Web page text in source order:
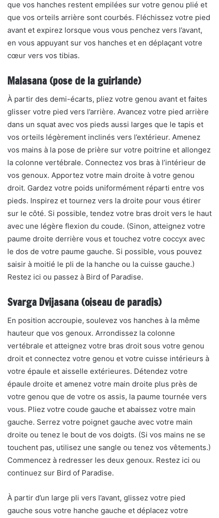
que vos hanches restent empilées sur votre genou plié et
que vos orteils arrière sont courbés. Fléchissez votre pied
avant et expirez lorsque vous vous penchez vers l’avant,
en vous appuyant sur vos hanches et en déplaçant votre
cœur vers vos tibias.
Malasana (pose de la guirlande)
À partir des demi-écarts, pliez votre genou avant et faites
glisser votre pied vers l’arrière. Avancez votre pied arrière
dans un squat avec vos pieds aussi larges que le tapis et
vos orteils légèrement inclinés vers l’extérieur. Amenez
vos mains à la pose de prière sur votre poitrine et allongez
la colonne vertébrale. Connectez vos bras à l’intérieur de
vos genoux. Apportez votre main droite à votre genou
droit. Gardez votre poids uniformément réparti entre vos
pieds. Inspirez et tournez vers la droite pour vous étirer
sur le côté. Si possible, tendez votre bras droit vers le haut
avec une légère flexion du coude. (Sinon, atteignez votre
paume droite derrière vous et touchez votre coccyx avec
le dos de votre paume gauche. Si possible, vous pouvez
saisir à moitié le pli de la hanche ou la cuisse gauche.)
Restez ici ou passez à Bird of Paradise.
Svarga Dvijasana (oiseau de paradis)
En position accroupie, soulevez vos hanches à la même
hauteur que vos genoux. Arrondissez la colonne
vertébrale et atteignez votre bras droit sous votre genou
droit et connectez votre genou et votre cuisse intérieurs à
votre épaule et aisselle extérieures. Détendez votre
épaule droite et amenez votre main droite plus près de
votre genou que de votre os assis, la paume tournée vers
vous. Pliez votre coude gauche et abaissez votre main
gauche. Serrez votre poignet gauche avec votre main
droite ou tenez le bout de vos doigts. (Si vos mains ne se
touchent pas, utilisez une sangle ou tenez vos vêtements.)
Commencez à redresser les deux genoux. Restez ici ou
continuez sur Bird of Paradise.
À partir d’un large pli vers l’avant, glissez votre pied
gauche sous votre hanche gauche et déplacez votre